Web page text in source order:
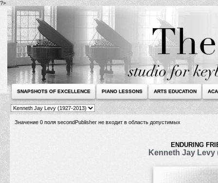
?>
SNAPSHOTS OF EXCELLENCE PIANO LESSONS ARTS EDUCATION
Значение 0 поля secondPublisher не входит в область допустимых
ENDURING
Kenneth Jay Levy